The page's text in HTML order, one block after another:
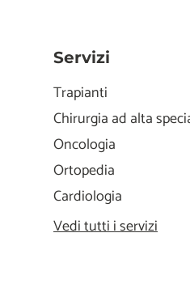
Servizi
Trapianti
Chirurgia ad alta
Oncologia
Ortopedia
Cardiologia
Vedi tutti i servizi